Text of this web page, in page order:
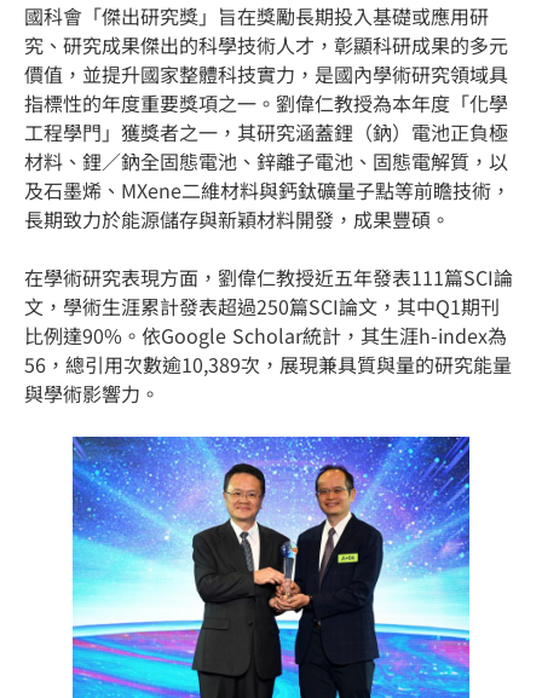
國科會「傑出研究獎」旨在獎勵長期投入基礎或應用研
究、研究成果傑出的科學技術人才，彰顯科研成果的多元
價值，並提升國家整體科技實力，是國內學術研究領域具
指標性的年度重要獎項之一。劉偉仁教授為本年度「化學
工程學門」獲獎者之一，其研究涵蓋鋰（鈉）電池正負極
材料、鋰／鈉全固態電池、鋅離子電池、固態電解質，以
及石墨烯、MXene二維材料與鈣鈦礦量子點等前瞻技術，
長期致力於能源儲存與新穎材料開發，成果豐碩。
在學術研究表現方面，劉偉仁教授近五年發表111篇SCI論
文，學術生涯累計發表超過250篇SCI論文，其中Q1期刊
比例達90%。依Google Scholar統計，其生涯h-index為
56，總引用次數逾10,389次，展現兼具質與量的研究能量
與學術影響力。